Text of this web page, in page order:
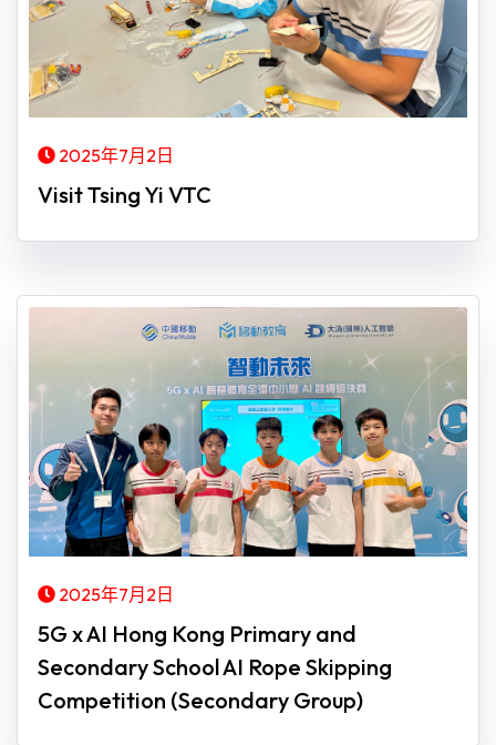
2025年7月2日
Visit Tsing Yi VTC
2025年7月2日
5G x AI Hong Kong Primary and
Secondary School AI Rope Skipping
Competition (Secondary Group)